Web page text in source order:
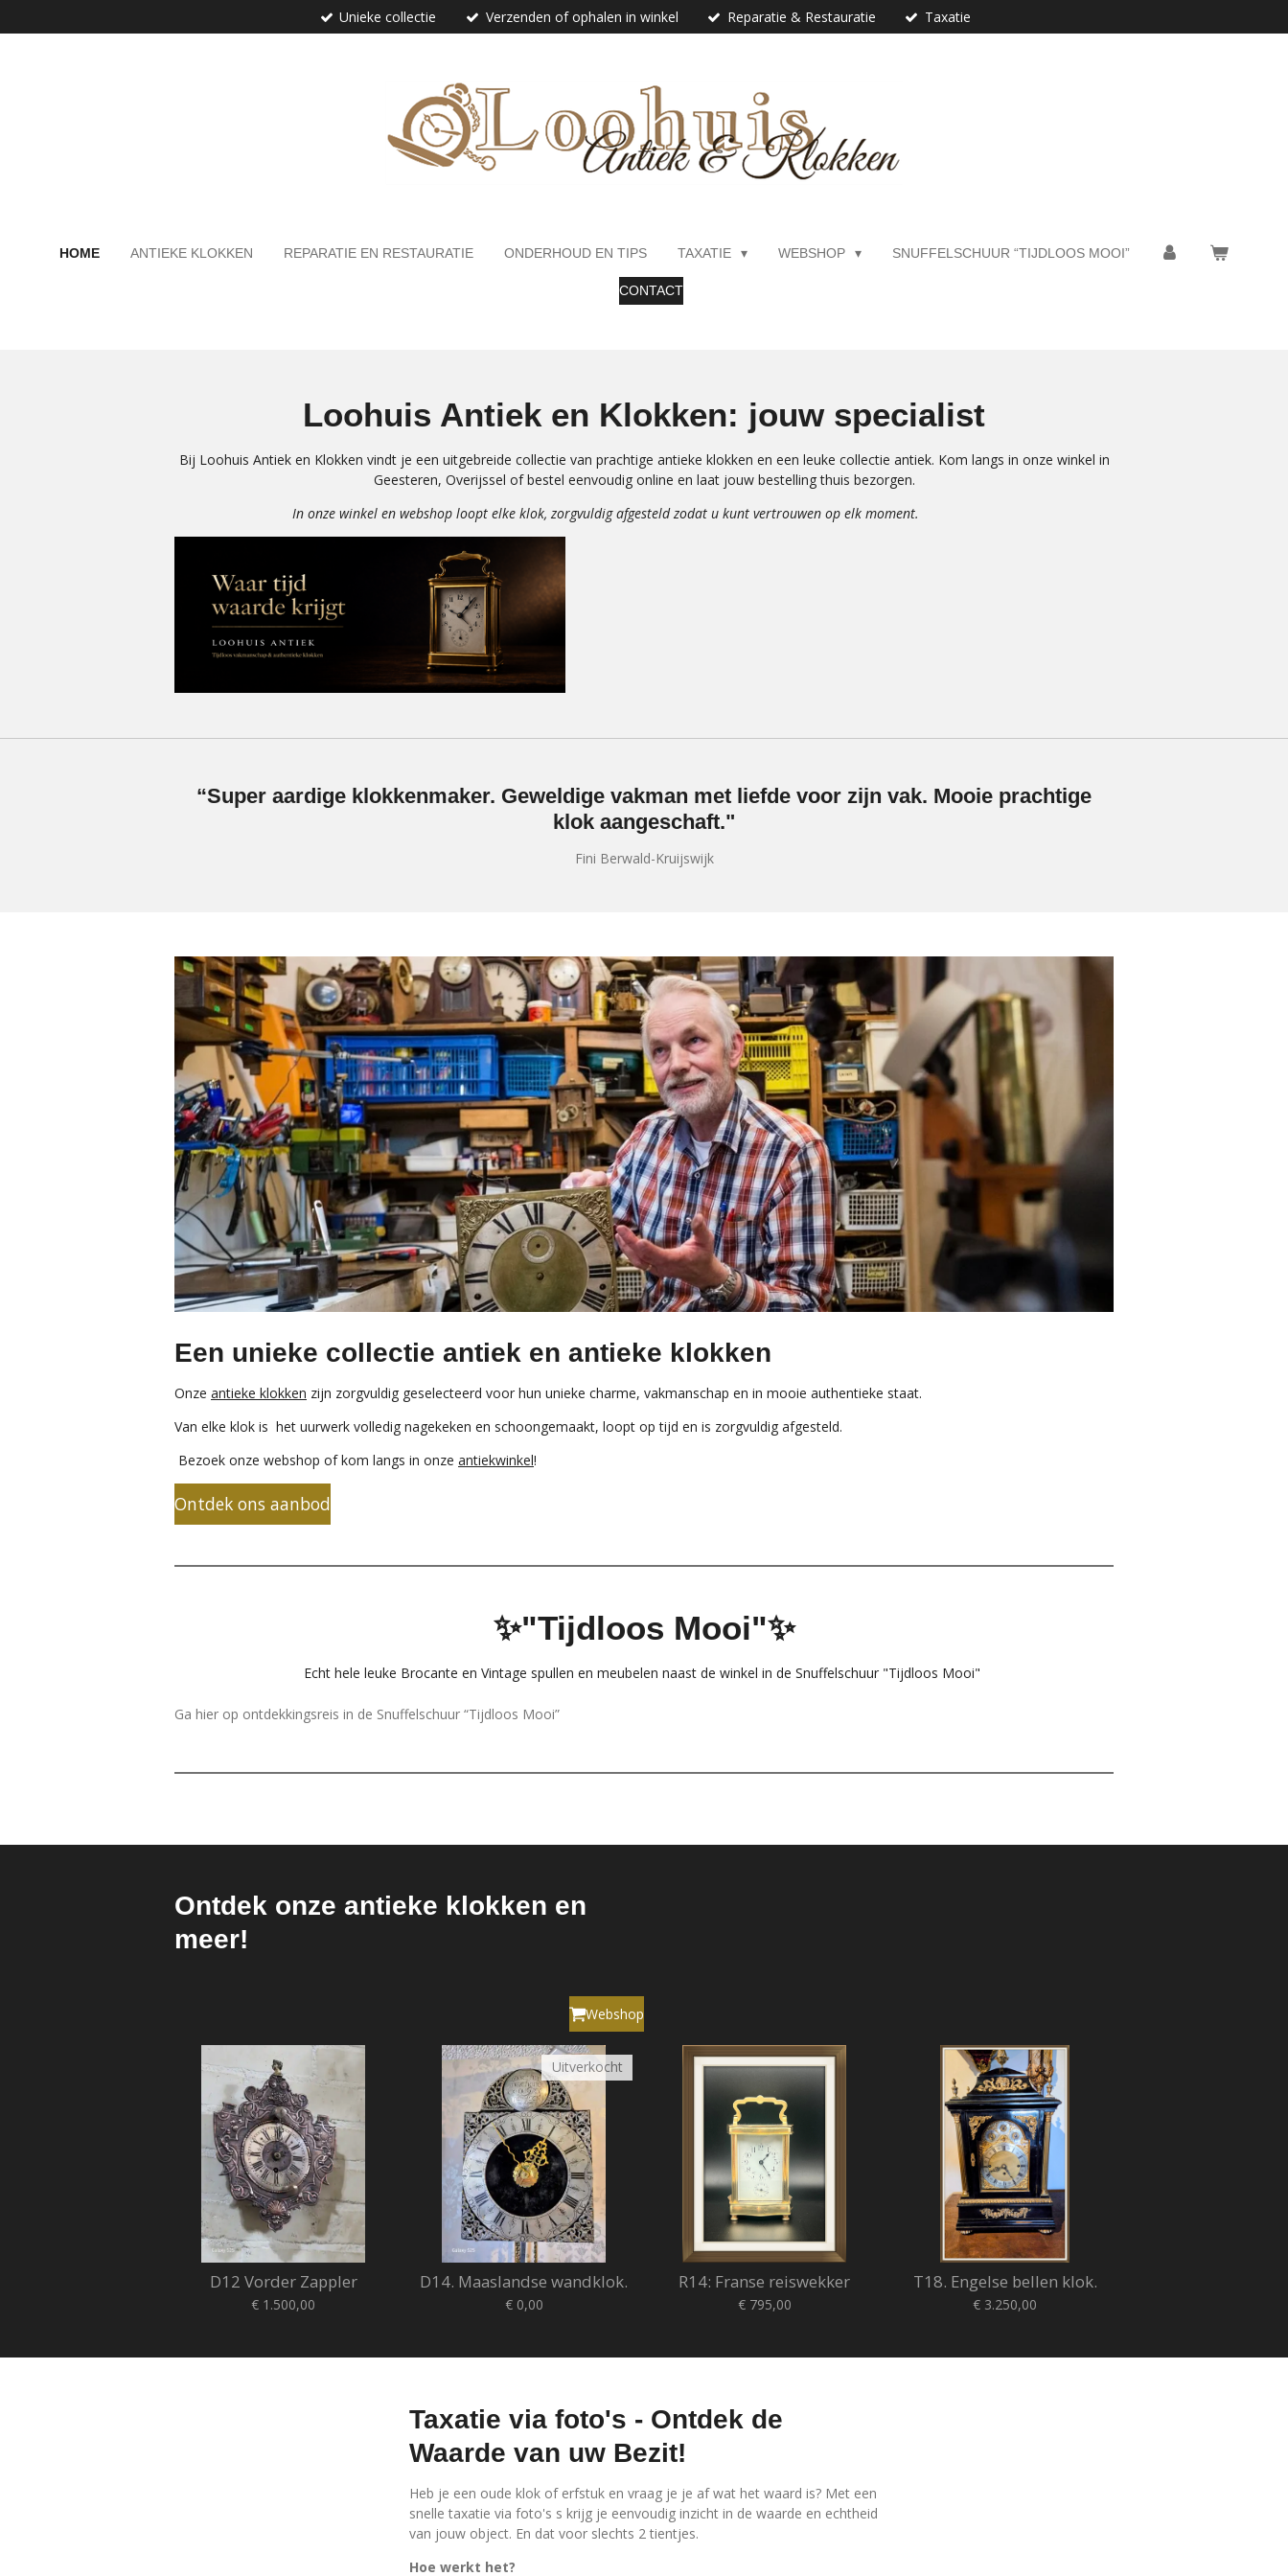
direct
Unieke collectie Verzenden of ophalen in winkel Reparatie & Restauratie Taxatie
HOME ANTIEKE KLOKKEN REPARATIE EN RESTAURATIE ONDERHOUD EN TIPS TAXATIE WEBSHOP SNUFFELSCHUUR “TIJDLOOS MOOI”
CONTACT
Loohuis Antiek en Klokken: jouw specialist
Bij Loohuis Antiek en Klokken vindt je een uitgebreide collectie van prachtige antieke klokken en een leuke collectie antiek. Kom langs in onze winkel in
Geesteren, Overijssel of bestel eenvoudig online en laat jouw bestelling thuis bezorgen.
In onze winkel en webshop loopt elke klok, zorgvuldig afgesteld zodat u kunt vertrouwen op elk moment.
“Super aardige klokkenmaker. Geweldige vakman met liefde voor zijn vak. Mooie prachtige
klok aangeschaft."
Fini Berwald-Kruijswijk
Een unieke collectie antiek en antieke klokken
Onze antieke klokken zijn zorgvuldig geselecteerd voor hun unieke charme, vakmanschap en in mooie authentieke staat.
Van elke klok is het uurwerk volledig nagekeken en schoongemaakt, loopt op tijd en is zorgvuldig afgesteld.
Bezoek onze webshop of kom langs in onze antiekwinkel!
Ontdek ons aanbod
✨"Tijdloos Mooi"✨
Echt hele leuke Brocante en Vintage spullen en meubelen naast de winkel in de Snuffelschuur "Tijdloos Mooi"
Ga hier op ontdekkingsreis in de Snuffelschuur “Tijdloos Mooi”
Ontdek onze antieke klokken en
meer!
Webshop
D12 Vorder Zappler
€ 1.500,00
Uitverkocht
D14. Maaslandse wandklok.
€ 0,00
R14: Franse reiswekker
€ 795,00
T18. Engelse bellen klok.
€ 3.250,00
Taxatie via foto's - Ontdek de
Waarde van uw Bezit!
Heb je een oude klok of erfstuk en vraag je je af wat het waard is? Met een
snelle taxatie via foto's s krijg je eenvoudig inzicht in de waarde en echtheid
van jouw object. En dat voor slechts 2 tientjes.
Hoe werkt het?